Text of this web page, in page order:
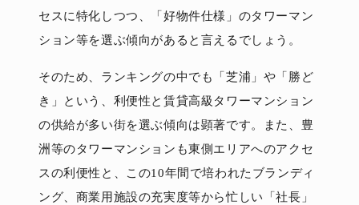
セスに特化しつつ、「好物件仕様」のタワーマン
ション等を選ぶ傾向があると言えるでしょう。
そのため、ランキングの中でも「芝浦」や「勝ど
き」という、利便性と賃貸高級タワーマンション
の供給が多い街を選ぶ傾向は顕著です。また、豊
洲等のタワーマンションも東側エリアへのアクセ
スの利便性と、この10年間で培われたブランディ
ング、商業用施設の充実度等から忙しい「社長」